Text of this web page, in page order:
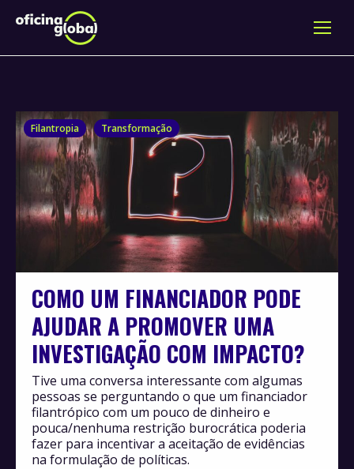
Filantropia Transformação
COMO UM FINANCIADOR PODE
AJUDAR A PROMOVER UMA
INVESTIGAÇÃO COM IMPACTO?
Tive uma conversa interessante com algumas
pessoas se perguntando o que um financiador
filantrópico com um pouco de dinheiro e
pouca/nenhuma restrição burocrática poderia
fazer para incentivar a aceitação de evidências
na formulação de políticas.